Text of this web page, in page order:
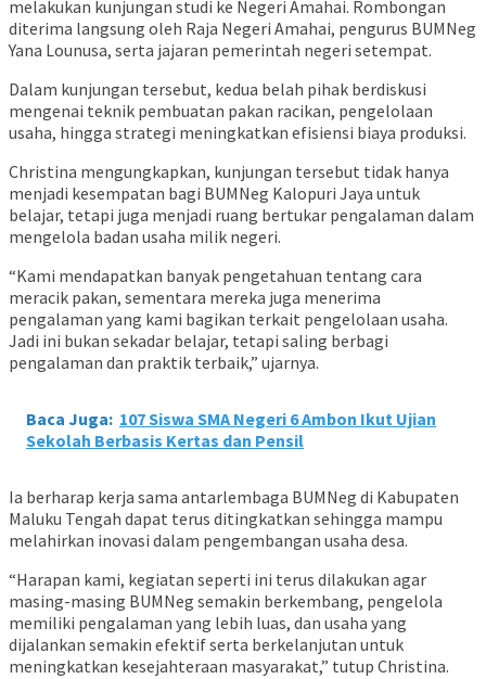
melakukan kunjungan studi ke Negeri Amahai. Rombongan
diterima langsung oleh Raja Negeri Amahai, pengurus BUMNeg
Yana Lounusa, serta jajaran pemerintah negeri setempat.
Dalam kunjungan tersebut, kedua belah pihak berdiskusi
mengenai teknik pembuatan pakan racikan, pengelolaan
usaha, hingga strategi meningkatkan efisiensi biaya produksi.
Christina mengungkapkan, kunjungan tersebut tidak hanya
menjadi kesempatan bagi BUMNeg Kalopuri Jaya untuk
belajar, tetapi juga menjadi ruang bertukar pengalaman dalam
mengelola badan usaha milik negeri.
“Kami mendapatkan banyak pengetahuan tentang cara
meracik pakan, sementara mereka juga menerima
pengalaman yang kami bagikan terkait pengelolaan usaha.
Jadi ini bukan sekadar belajar, tetapi saling berbagi
pengalaman dan praktik terbaik,” ujarnya.
Baca Juga: 107 Siswa SMA Negeri 6 Ambon Ikut Ujian
Sekolah Berbasis Kertas dan Pensil
Ia berharap kerja sama antarlembaga BUMNeg di Kabupaten
Maluku Tengah dapat terus ditingkatkan sehingga mampu
melahirkan inovasi dalam pengembangan usaha desa.
“Harapan kami, kegiatan seperti ini terus dilakukan agar
masing-masing BUMNeg semakin berkembang, pengelola
memiliki pengalaman yang lebih luas, dan usaha yang
dijalankan semakin efektif serta berkelanjutan untuk
meningkatkan kesejahteraan masyarakat,” tutup Christina.